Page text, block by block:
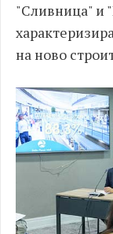
"Сливница" и
на ново